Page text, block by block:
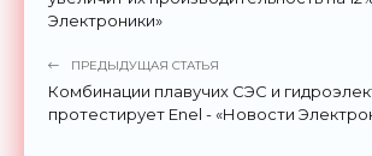
Электроники»
ПРЕДЫДУЩАЯ СТАТЬЯ
Комбинации плавучих СЭС и
протестирует Enel - «Новости